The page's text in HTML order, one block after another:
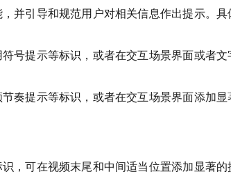
并引导和规范用户对相关信息作出提示。具
号提示等标识，或者在交互场景界面或者文
奏提示等标识，或者在交互场景界面添加
，可在视频末尾和中间适当位置添加显著的